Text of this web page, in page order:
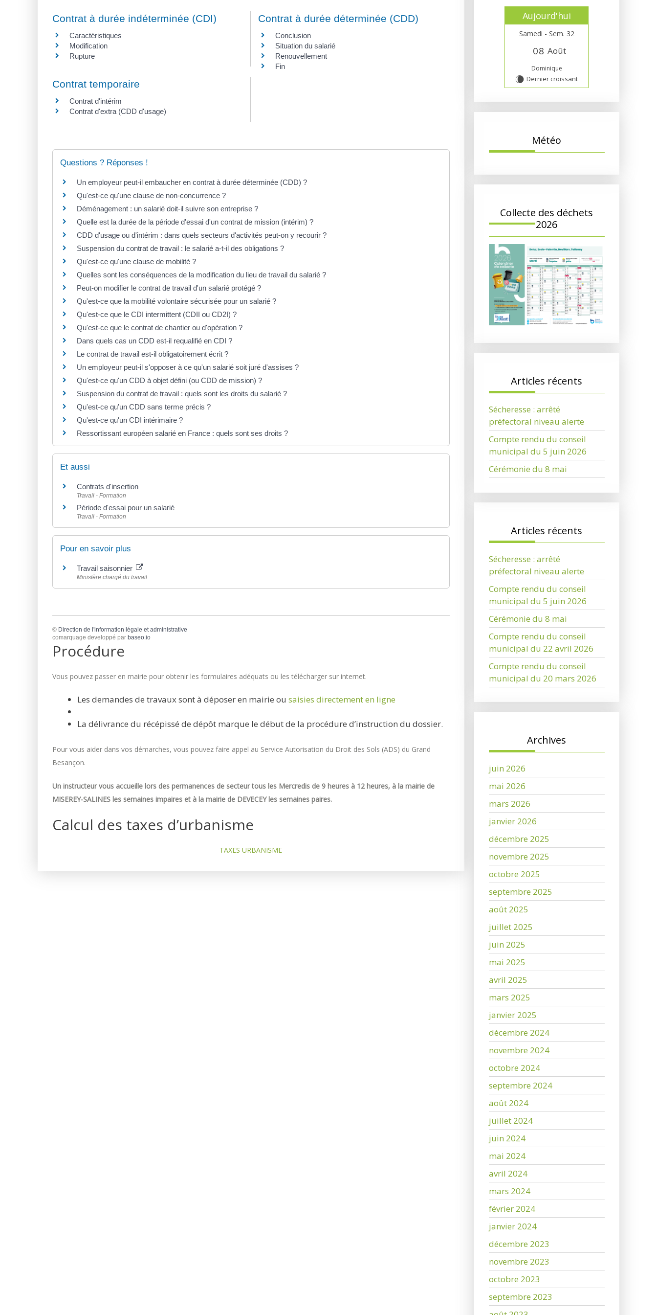
Contrat à durée indéterminée (CDI)
Caractéristiques
Modification
Rupture
Contrat à durée déterminée (CDD)
Conclusion
Situation du salarié
Renouvellement
Fin
Contrat temporaire
Contrat d'intérim
Contrat d'extra (CDD d'usage)
Questions ? Réponses !
Un employeur peut-il embaucher en contrat à durée déterminée (CDD) ?
Qu'est-ce qu'une clause de non-concurrence ?
Déménagement : un salarié doit-il suivre son entreprise ?
Quelle est la durée de la période d'essai d'un contrat de mission (intérim) ?
CDD d'usage ou d'intérim : dans quels secteurs d'activités peut-on y recourir ?
Suspension du contrat de travail : le salarié a-t-il des obligations ?
Qu'est-ce qu'une clause de mobilité ?
Quelles sont les conséquences de la modification du lieu de travail du salarié ?
Peut-on modifier le contrat de travail d'un salarié protégé ?
Qu'est-ce que la mobilité volontaire sécurisée pour un salarié ?
Qu'est-ce que le CDI intermittent (CDII ou CD2I) ?
Qu'est-ce que le contrat de chantier ou d'opération ?
Dans quels cas un CDD est-il requalifié en CDI ?
Le contrat de travail est-il obligatoirement écrit ?
Un employeur peut-il s'opposer à ce qu'un salarié soit juré d'assises ?
Qu'est-ce qu'un CDD à objet défini (ou CDD de mission) ?
Suspension du contrat de travail : quels sont les droits du salarié ?
Qu'est-ce qu'un CDD sans terme précis ?
Qu'est-ce qu'un CDI intérimaire ?
Ressortissant européen salarié en France : quels sont ses droits ?
Et aussi
Contrats d'insertion
Travail - Formation
Période d'essai pour un salarié
Travail - Formation
Pour en savoir plus
Travail saisonnier
Ministère chargé du travail
© Direction de l'information légale et administrative
comarquage developpé par baseo.io
Procédure
Vous pouvez passer en mairie pour obtenir les formulaires adéquats ou les télécharger sur internet.
Les demandes de travaux sont à déposer en mairie ou saisies directement en ligne
La délivrance du récépissé de dépôt marque le début de la procédure d’instruction du dossier.
Pour vous aider dans vos démarches, vous pouvez faire appel au Service Autorisation du Droit des Sols (ADS) du Grand
Besançon.
Un instructeur vous accueille lors des permanences de secteur tous les Mercredis de 9 heures à 12 heures, à la mairie de
MISEREY-SALINES les semaines impaires et à la mairie de DEVECEY les semaines paires.
Calcul des taxes d’urbanisme
TAXES URBANISME
Aujourd'hui
Samedi - Sem. 32
08 Août
Dominique
W Dernier croissant
Météo
Collecte des déchets
2026
Articles récents
Sécheresse : arrêté
préfectoral niveau alerte
Compte rendu du conseil
municipal du 5 juin 2026
Cérémonie du 8 mai
Articles récents
Sécheresse : arrêté
préfectoral niveau alerte
Compte rendu du conseil
municipal du 5 juin 2026
Cérémonie du 8 mai
Compte rendu du conseil
municipal du 22 avril 2026
Compte rendu du conseil
municipal du 20 mars 2026
Archives
juin 2026
mai 2026
mars 2026
janvier 2026
décembre 2025
novembre 2025
octobre 2025
septembre 2025
août 2025
juillet 2025
juin 2025
mai 2025
avril 2025
mars 2025
janvier 2025
décembre 2024
novembre 2024
octobre 2024
septembre 2024
août 2024
juillet 2024
juin 2024
mai 2024
avril 2024
mars 2024
février 2024
janvier 2024
décembre 2023
novembre 2023
octobre 2023
septembre 2023